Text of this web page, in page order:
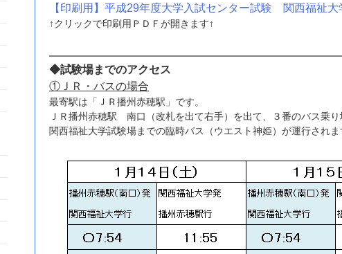
【印刷用】平成29年度大学入試センター試験 関西福祉
↑クリックで印刷用ＰＤＦが開きます↑
◆試験場までのアクセス
①ＪＲ・バスの場合
最寄駅は「ＪＲ播州赤穂駅」です。
ＪＲ播州赤穂駅 南口（改札を出て右手）を出て、３番のバス乗り
関西福祉大学試験場までの臨時バス（ウエスト神姫）が運行されま